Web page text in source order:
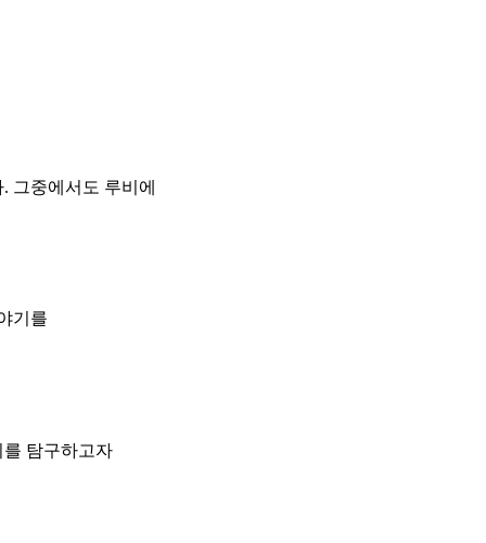
그중에서도 루비에
기를
탐구하고자